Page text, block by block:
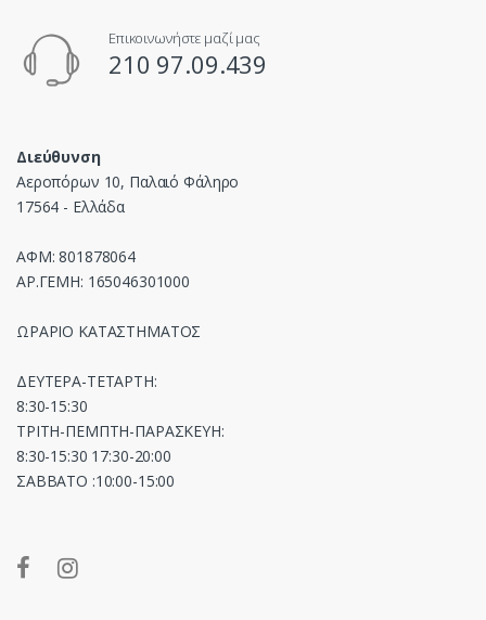
Επικοινωνήστε μαζί μας
210 97.09.439
Διεύθυνση
Αεροπόρων 10, Παλαιό Φάληρο
17564 - Ελλάδα
ΑΦΜ: 801878064
ΑΡ.ΓΕΜΗ: 165046301000
ΩΡΑΡΙΟ ΚΑΤΑΣΤΗΜΑΤΟΣ
ΔΕΥΤΕΡΑ-ΤΕΤΑΡΤΗ:
8:30-15:30
ΤΡΙΤΗ-ΠΕΜΠΤΗ-ΠΑΡΑΣΚΕΥΗ:
8:30-15:30 17:30-20:00
ΣΑΒΒΑΤΟ :10:00-15:00